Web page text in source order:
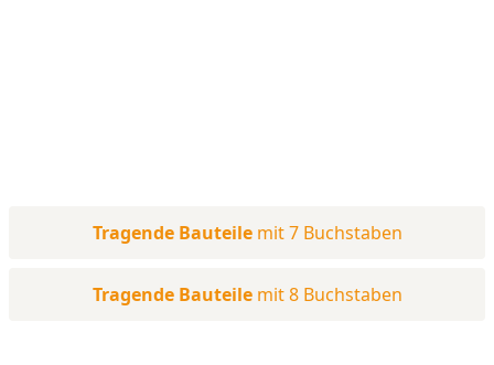
Tragende Bauteile mit 7 Buchstaben
Tragende Bauteile mit 8 Buchstaben